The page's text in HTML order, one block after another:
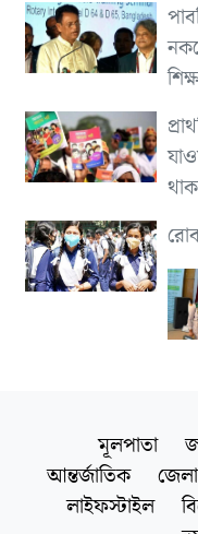
মূলপাতা
আন্তর্জাতিক
লাইফস্টাইল